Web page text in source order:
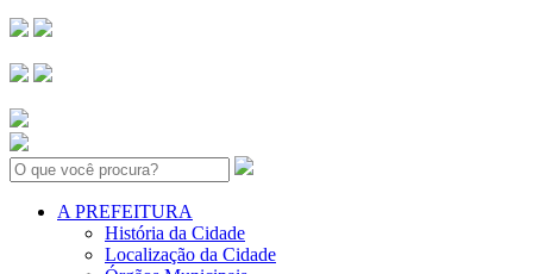
Search:
A PREFEITURA
História da Cidade
Localização da Cidade